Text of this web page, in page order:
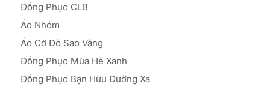
Đồng Phục CLB
Áo Nhóm
Áo Cờ Đỏ Sao Vàng
Đồng Phục Mùa Hè Xanh
Đồng Phục Bạn Hữu Đường Xa